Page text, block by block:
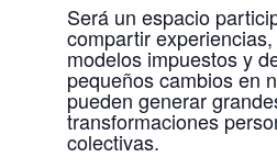
Será un espacio
compartir
modelos impuestos y
pequeños cambios en
pueden generar
transformaciones
colectivas.